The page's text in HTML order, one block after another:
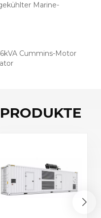
Marine-
Cummins-Motor